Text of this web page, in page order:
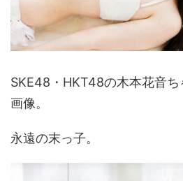
SKE48・HKT48の木本花音
画像。
永遠の末っ子。